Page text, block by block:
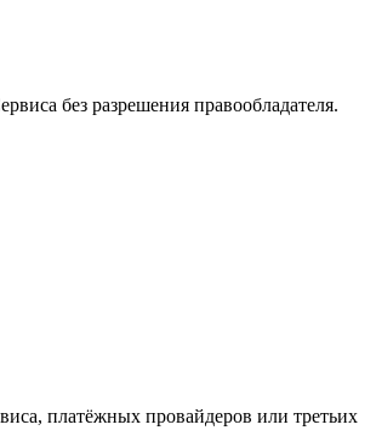
без разрешения правообладателя.
платёжных провайдеров или третьих